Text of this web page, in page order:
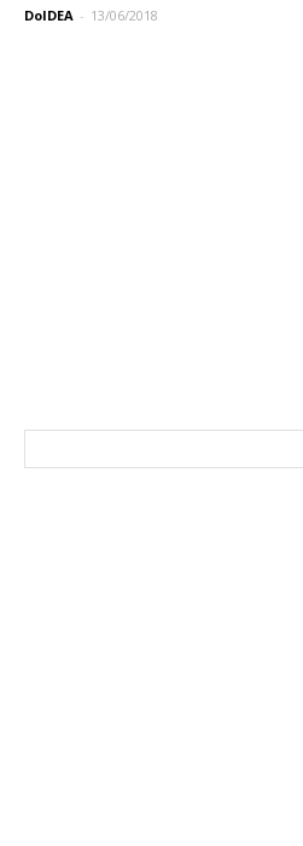
DoIDEA - 13/06/2018